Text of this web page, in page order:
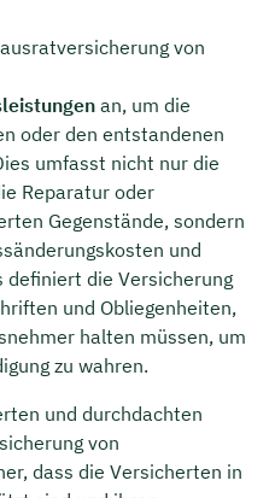
von
an, um die
oder den entstandenen
umfasst nicht nur die
Reparatur oder
Gegenstände, sondern
und
definiert die Versicherung
und Obliegenheiten,
halten müssen, um
zu wahren.
und durchdachten
von
dass die Versicherten in